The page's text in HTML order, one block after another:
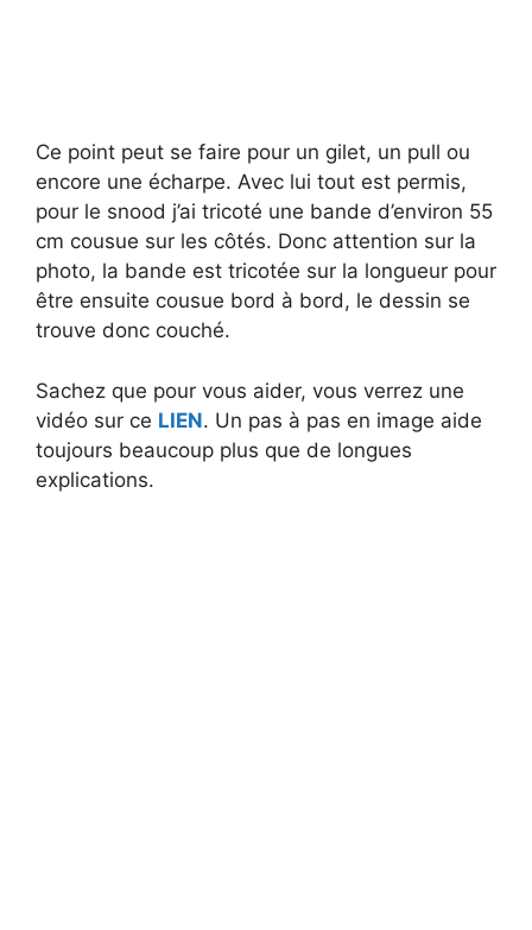
Ce point peut se faire pour un gilet, un pull ou
encore une écharpe. Avec lui tout est permis,
pour le snood j’ai tricoté une bande d’environ 55
cm cousue sur les côtés. Donc attention sur la
photo, la bande est tricotée sur la longueur pour
être ensuite cousue bord à bord, le dessin se
trouve donc couché.
Sachez que pour vous aider, vous verrez une
vidéo sur ce LIEN. Un pas à pas en image aide
toujours beaucoup plus que de longues
explications.